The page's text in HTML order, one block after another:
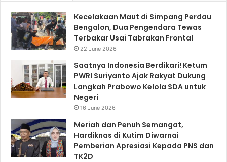
Kecelakaan Maut di Simpang Perdau
Bengalon, Dua Pengendara Tewas
Terbakar Usai Tabrakan Frontal
22 June 2026
Saatnya Indonesia Berdikari! Ketum
PWRI Suriyanto Ajak Rakyat Dukung
Langkah Prabowo Kelola SDA untuk
Negeri
16 June 2026
Meriah dan Penuh Semangat,
Hardiknas di Kutim Diwarnai
Pemberian Apresiasi Kepada PNS dan
TK2D